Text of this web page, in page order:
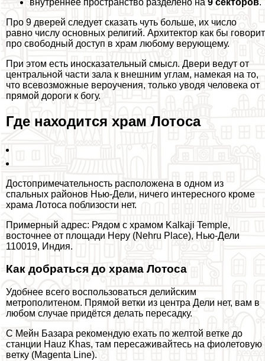
Про 9 дверей следует сказать чуть больше, их число
равно числу основных религий. Архитектор как бы говорит
про свободный доступ в храм любому верующему.
При этом есть иносказательный смысл. Двери ведут от
центральной части зала к внешним углам, намекая на то,
что всевозможные вероучения, только уводя человека от
прямой дороги к богу.
Где находится храм Лотоса
Достопримечательность расположена в одном из
спальных районов Нью-Дели, ничего интересного кроме
храма Лотоса поблизости нет.
Примерный адрес: Рядом с храмом Kalkaji Temple,
восточнее от площади Неру (Nehru Place), Нью-Дели
110019, Индия.
Как добраться до храма Лотоса
Удобнее всего воспользоваться делийским
метрополитеном. Прямой ветки из центра Дели нет, вам в
любом случае придётся делать пересадку.
С Мейн Базара рекомендую ехать по желтой ветке до
станции Hauz Khas, там пересаживайтесь на фиолетовую
ветку (Magenta Line).